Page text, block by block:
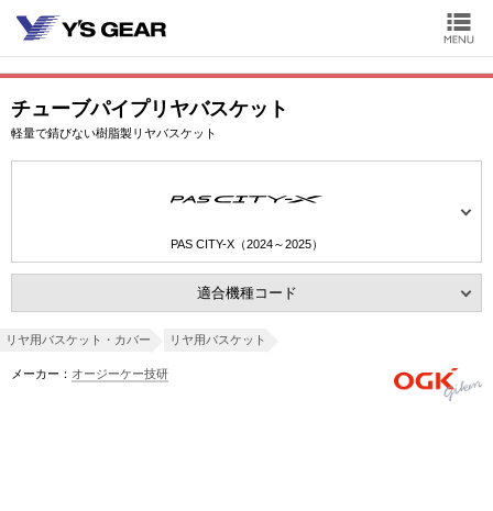
チューブパイプリヤバスケット
軽量で錆びない樹脂製リヤバスケット
PAS CITY-X（2024～2025）
適合機種コード
リヤ用バスケット・カバー リヤ用バスケット
メーカー： オージーケー技研